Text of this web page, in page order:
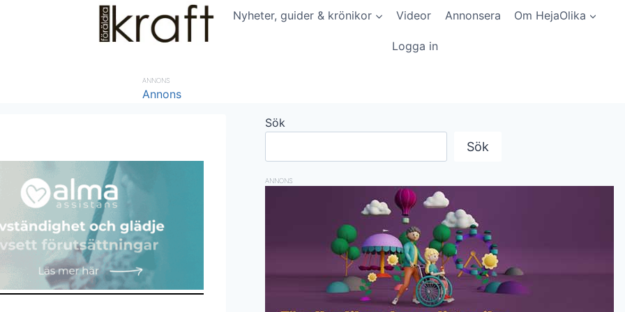
Nyheter, guider & krönikor Videor Annonsera Om HejaOlika
Logga in
ANNONS
Sök
Sök
ANNONS